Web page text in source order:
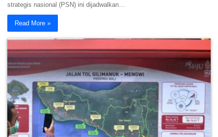
strategis nasional (PSN) ini dijadwalkan…
Read More »